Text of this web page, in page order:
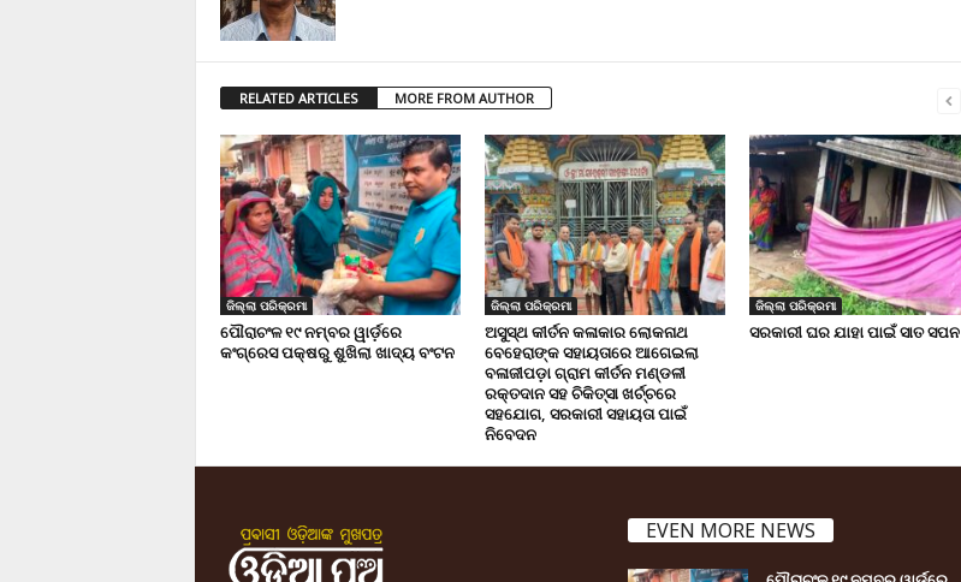
RELATED ARTICLES MORE FROM AUTHOR
ଜିଲ୍ଲା ପରିକ୍ରମା
ପୌରାଚଂଳ ୧୯ ନମ୍ବର ୱାର୍ଡ଼ରେ
କଂଗ୍ରେସ ପକ୍ଷରୁ ଶୁଖିଲା ଖାଦ୍ୟ ବଂଟନ
ଜିଲ୍ଲା ପରିକ୍ରମା
ଅସୁସ୍ଥ କୀର୍ତନ କଳାକାର ଲୋକନାଥ
ବେହେରାଙ୍କ ସହାୟତାରେ ଆଗେଇଲା
ବଳାଜୀପଡ଼ା ଗ୍ରାମ କୀର୍ତନ ମଣ୍ଡଳୀ
ରକ୍ତଦାନ ସହ ଚିକିତ୍ସା ଖର୍ଚ୍ଚରେ
ସହଯୋଗ, ସରକାରୀ ସହାୟତା ପାଇଁ
ନିବେଦନ
ଜିଲ୍ଲା ପରିକ୍ରମା
ସରକାରୀ ଘର ଯାହା ପାଇଁ ସାତ ସପନ
EVEN MORE NEWS